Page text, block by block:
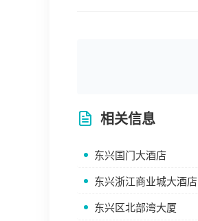
相关信息
东兴国门大酒店
东兴浙江商业城大酒店
东兴区北部湾大厦